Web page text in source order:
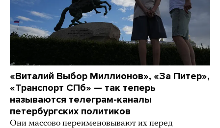
«Виталий Выбор Миллионов», «За Питер»,
«Транспорт СПб» — так теперь
называются телеграм-каналы
петербургских политиков
Они массово переименовывают их перед